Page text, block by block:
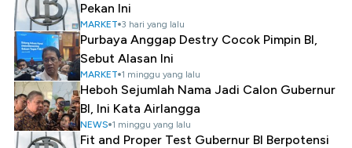
Pekan Ini
MARKET 3 hari yang lalu
Purbaya Anggap Destry Cocok Pimpin BI,
Sebut Alasan Ini
MARKET 1 minggu yang lalu
Heboh Sejumlah Nama Jadi Calon Gubernur
BI, Ini Kata Airlangga
NEWS 1 minggu yang lalu
Fit and Proper Test Gubernur BI Berpotensi